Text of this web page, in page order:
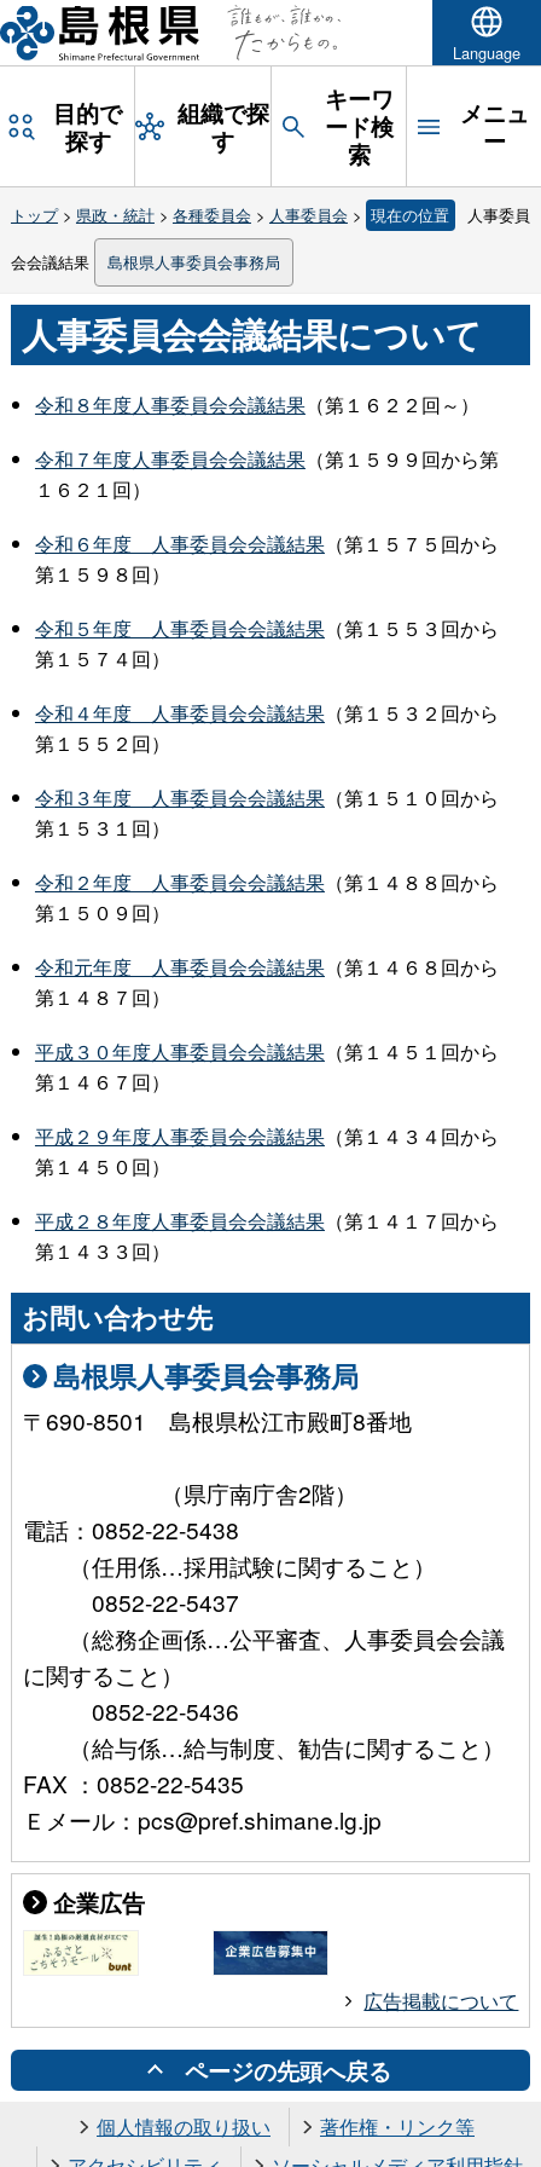
Language
目的で
探す
組織で探
す
キーワ
ード検
索
メニュ
ー
トップ> 県政・統計> 各種委員会 > 人事委員会 > 現在の位置 人事委員
会会議結果 島根県人事委員会事務局
人事委員会会議結果について
令和８年度人事委員会会議結果（第１６２２回～）
令和７年度人事委員会会議結果（第１５９９回から第
１６２１回）
令和６年度 人事委員会会議結果（第１５７５回から
第１５９８回）
令和５年度 人事委員会会議結果（第１５５３回から
第１５７４回）
令和４年度 人事委員会会議結果（第１５３２回から
第１５５２回）
令和３年度 人事委員会会議結果（第１５１０回から
第１５３１回）
令和２年度 人事委員会会議結果（第１４８８回から
第１５０９回）
令和元年度 人事委員会会議結果（第１４６８回から
第１４８７回）
平成３０年度人事委員会会議結果（第１４５１回から
第１４６７回）
平成２９年度人事委員会会議結果（第１４３４回から
第１４５０回）
平成２８年度人事委員会会議結果（第１４１７回から
第１４３３回）
お問い合わせ先
島根県人事委員会事務局
〒690-8501 島根県松江市殿町8番地
（県庁南庁舎2階）
電話：0852-22-5438
（任用係…採用試験に関すること）
0852-22-5437
（総務企画係…公平審査、人事委員会会議
に関すること）
0852-22-5436
（給与係…給与制度、勧告に関すること）
FAX ：0852-22-5435
Ｅメール：pcs@pref.shimane.lg.jp
企業広告
広告掲載について
ページの先頭へ戻る
個人情報の取り扱い
著作権・リンク等